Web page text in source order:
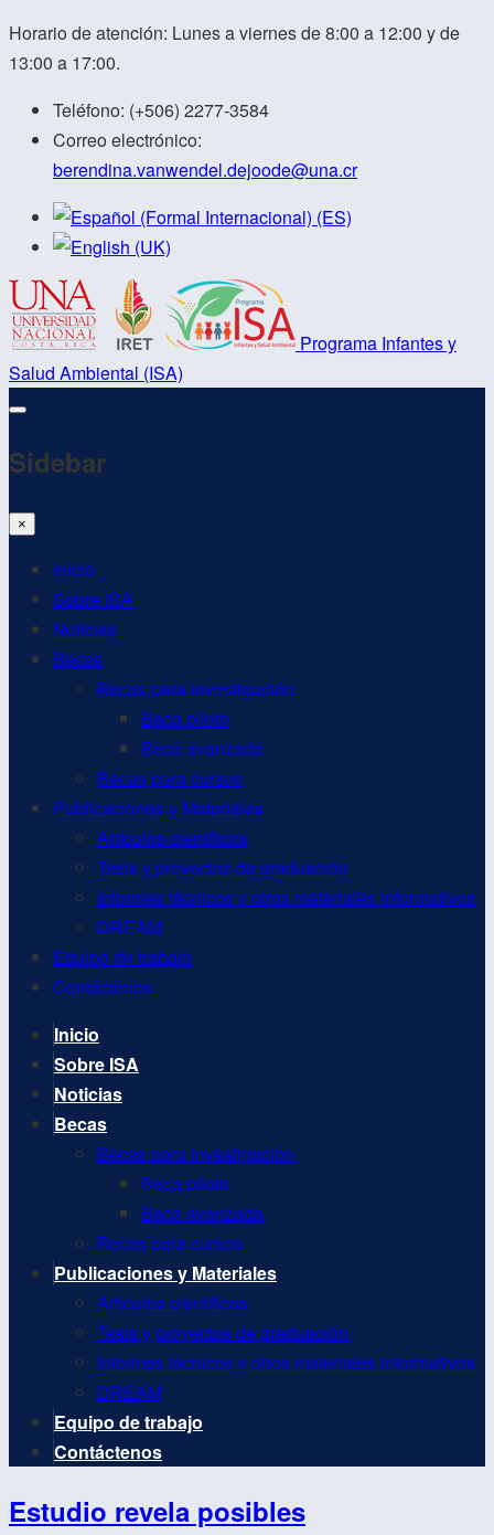
Horario de atención: Lunes a viernes de 8:00 a 12:00 y de
13:00 a 17:00.
Teléfono: (+506) 2277-3584
Correo electrónico:
berendina.vanwendel.dejoode@una.cr
Programa Infantes y
Salud Ambiental (ISA)
Sidebar
×
Inicio
Sobre ISA
Noticias
Becas
Becas para investigación
Beca piloto
Beca avanzada
Becas para cursos
Publicaciones y Materiales
Artículos científicos
Tesis y proyectos de graduación
Informes técnicos y otros materiales informativos
DREAM
Equipo de trabajo
Contáctenos
Inicio
Sobre ISA
Noticias
Becas
Becas para investigación
Beca piloto
Beca avanzada
Becas para cursos
Publicaciones y Materiales
Artículos científicos
Tesis y proyectos de graduación
Informes técnicos y otros materiales informativos
DREAM
Equipo de trabajo
Contáctenos
Estudio revela posibles